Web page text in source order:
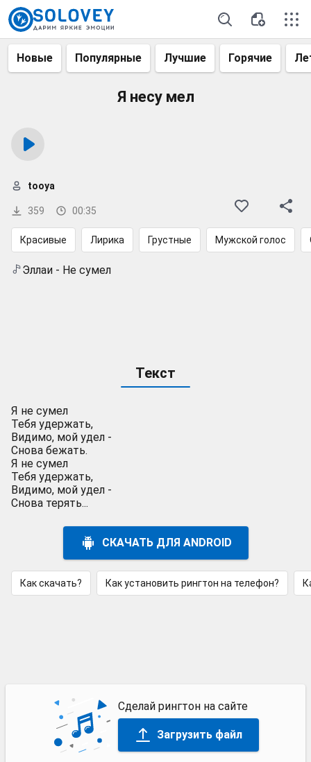
Новые Популярные Лучшие Горячие
Я несу мел
359 00:35
tooya
Красивые Лирика Грустные Мужской голос
Эллаи - Не сумел
Текст
Я не сумел
Тебя удержать,
Видимо, мой удел -
Снова бежать.
Я не сумел
Тебя удержать,
Видимо, мой удел -
Снова терять...
СКАЧАТЬ ДЛЯ ANDROID
Как скачать? Как установить рингтон на телефон?
Сделай рингтон на сайте
Загрузить файл